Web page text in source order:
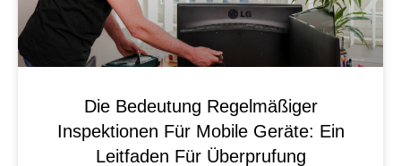
Die Bedeutung Regelmäßiger
Inspektionen Für Mobile Geräte: Ein
Leitfaden Für Überprufung